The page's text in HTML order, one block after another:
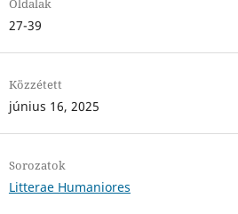
Oldalak
27-39
Közzétett
június 16, 2025
Sorozatok
Litterae Humaniores